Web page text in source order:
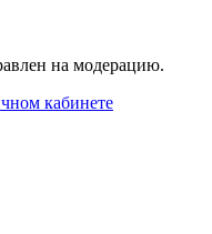
на модерацию.
кабинете